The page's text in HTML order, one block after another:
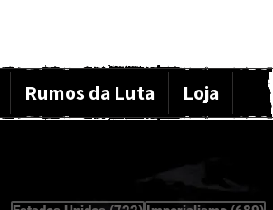
Rumos da Luta Loja